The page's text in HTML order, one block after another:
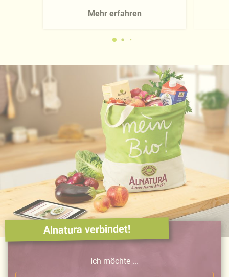
Mehr erfahren
Alnatura verbindet!
Ich möchte ...